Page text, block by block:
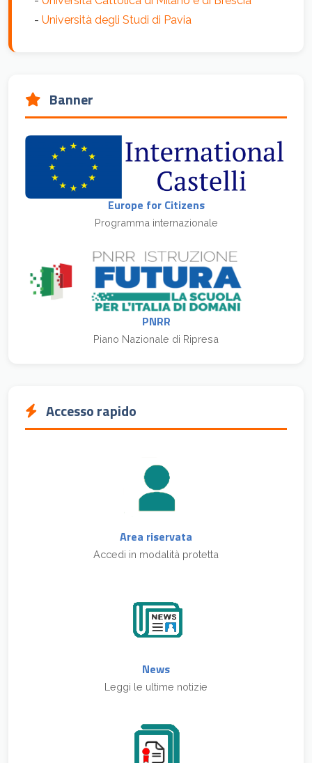
- Università degli Studi di Pavia
Banner
Europe for Citizens
Programma internazionale
PNRR
Piano Nazionale di Ripresa
Accesso rapido
Area riservata
Accedi in modalità protetta
News
Leggi le ultime notizie